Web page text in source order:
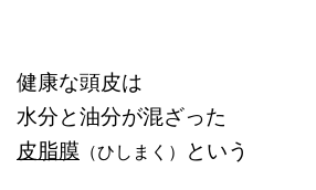
健康な頭皮は
水分と油分が混ざった
皮脂膜 （ひしまく） という